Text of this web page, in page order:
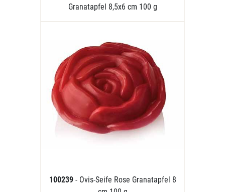
Granatapfel 8,5x6 cm 100 g
100239 - Ovis-Seife Rose Granatapfel 8